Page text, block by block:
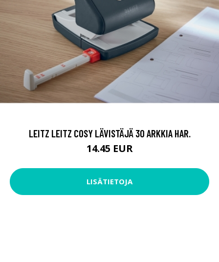
LEITZ LEITZ COSY LÄVISTÄJÄ 30 ARKKIA HAR.
14.45 EUR
LISÄTIETOJA